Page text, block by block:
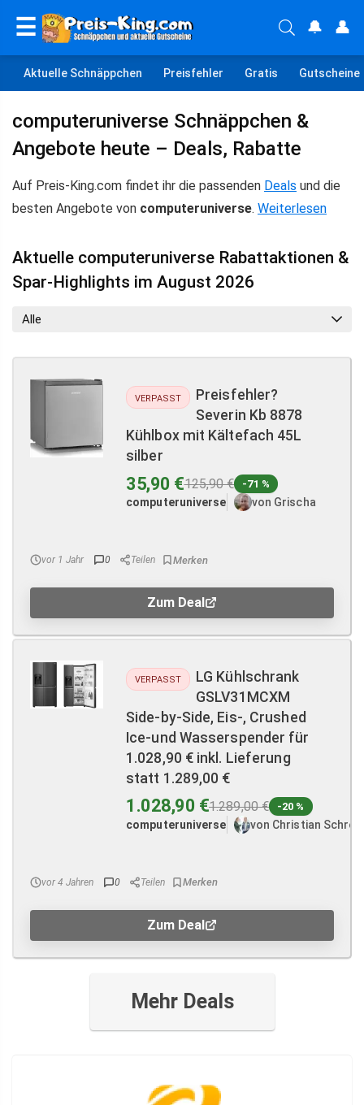
☰ 🔔 👤
Aktuelle Schnäppchen Preisfehler Gratis Gutscheine
computeruniverse Schnäppchen &
Angebote heute – Deals, Rabatte
Auf Preis-King.com findet ihr die passenden Deals und die
besten Angebote von computeruniverse. Weiterlesen
Aktuelle computeruniverse Rabattaktionen &
Spar-Highlights im August 2026
Alle
VERPASST
Preisfehler?
Severin Kb 8878
Kühlbox mit Kältefach 45L
silber
35,90 €125,90 € -71 %
computeruniverse von Grischa
vor 1 Jahr 0 Teilen
Zum Deal
VERPASST
LG Kühlschrank
GSLV31MCXM
Side-by-Side, Eis-, Crushed
Ice-und Wasserspender für
1.028,90 € inkl. Lieferung
statt 1.289,00 €
1.028,90 €1.289,00 € -20 %
computeruniverse von Christian
vor 4 Jahren 0 Teilen
Zum Deal
Mehr Deals